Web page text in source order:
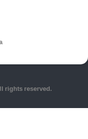
rights reserved.